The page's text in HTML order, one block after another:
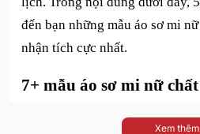
đến bạn những mẫu áo sơ mi
nhận tích cực nhất.
7+ mẫu áo sơ mi nữ
Xem thêm